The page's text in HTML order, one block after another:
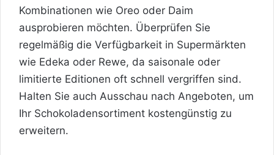
Kombinationen wie Oreo oder Daim
ausprobieren möchten. Überprüfen Sie
regelmäßig die Verfügbarkeit in Supermärkten
wie Edeka oder Rewe, da saisonale oder
limitierte Editionen oft schnell vergriffen sind.
Halten Sie auch Ausschau nach Angeboten, um
Ihr Schokoladensortiment kostengünstig zu
erweitern.